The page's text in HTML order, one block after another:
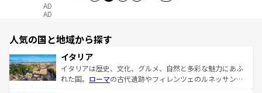
AD
AD
人気の国と地域から探す
イタリア
イタリアは歴史、文化、グルメ、自然と多彩な魅力にあふ
れた国。 ローマの古代遺跡やフィレンツェのルネッサンス